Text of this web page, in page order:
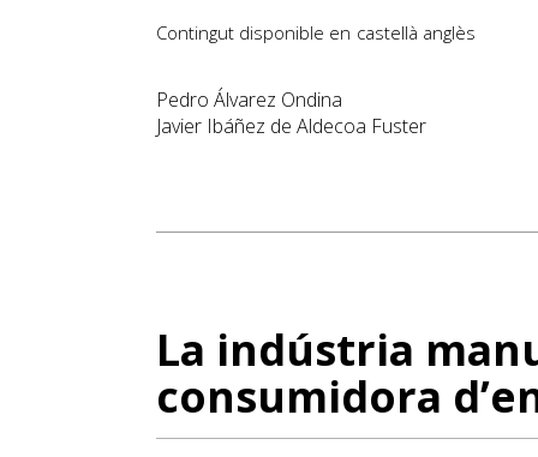
Contingut disponible en castellà anglès
Pedro Álvarez Ondina
Javier Ibáñez de Aldecoa Fuster
La indústria
consumidora